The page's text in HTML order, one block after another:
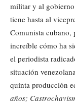
militar y al
tiene hasta al
Comunista cubano,
increíble cómo ha
el periodista
situación
quinta producción
años;